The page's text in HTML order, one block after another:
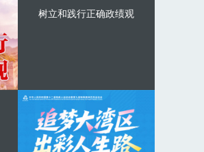
树立和践行正确政绩观